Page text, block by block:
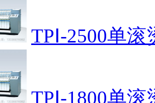
TPⅠ-2500单滚
TPⅠ-1800单滚